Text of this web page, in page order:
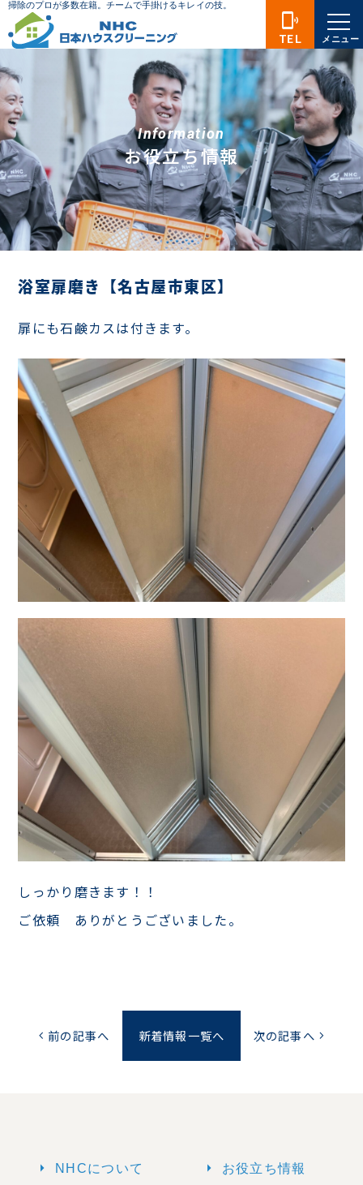
Information
お役立ち情報
浴室扉磨き【名古屋市東区】
扉にも石鹸カスは付きます。
しっかり磨きます！！
ご依頼 ありがとうございました。
chevron_left 前の記事へ 新着情報一覧へ 次の記事へ chevron_right
arrow_right NHCについて arrow_right お役立ち情報
phonelink_ring
TEL メニュー